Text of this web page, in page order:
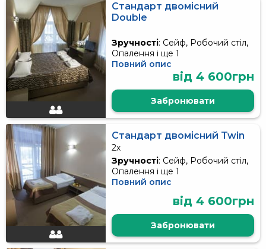
Стандарт двомісний
Double
Зручності: Сейф, Робочий стіл,
Опалення і ще 1
Повний опис
від 4 600грн
Забронювати
Стандарт двомісний Twin
2x
Зручності: Сейф, Робочий стіл,
Опалення і ще 1
Повний опис
від 4 600грн
Забронювати